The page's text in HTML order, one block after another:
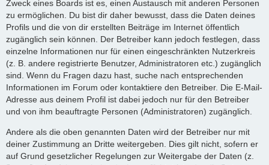
Zweck eines Boards ist es, einen Austausch mit anderen Personen
zu ermöglichen. Du bist dir daher bewusst, dass die Daten deines
Profils und die von dir erstellten Beiträge im Internet öffentlich
zugänglich sein können. Der Betreiber kann jedoch festlegen, dass
einzelne Informationen nur für einen eingeschränkten Nutzerkreis
(z. B. andere registrierte Benutzer, Administratoren etc.) zugänglich
sind. Wenn du Fragen dazu hast, suche nach entsprechenden
Informationen im Forum oder kontaktiere den Betreiber. Die E-Mail-
Adresse aus deinem Profil ist dabei jedoch nur für den Betreiber
und von ihm beauftragte Personen (Administratoren) zugänglich.
Andere als die oben genannten Daten wird der Betreiber nur mit
deiner Zustimmung an Dritte weitergeben. Dies gilt nicht, sofern er
auf Grund gesetzlicher Regelungen zur Weitergabe der Daten (z.